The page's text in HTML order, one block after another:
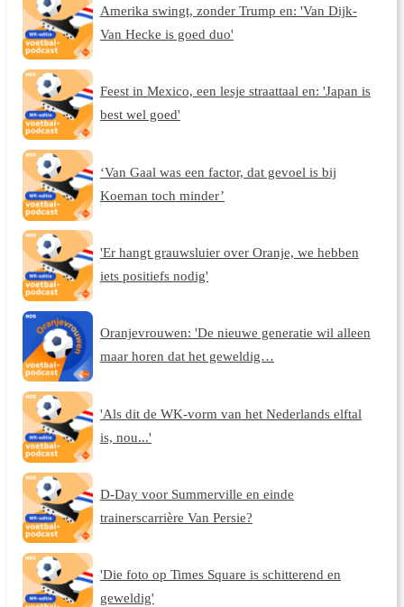
Amerika swingt, zonder Trump en: 'Van Dijk-
Van Hecke is goed duo'
Feest in Mexico, een lesje straattaal en: 'Japan is
best wel goed'
‘Van Gaal was een factor, dat gevoel is bij
Koeman toch minder’
'Er hangt grauwsluier over Oranje, we hebben
iets positiefs nodig'
Oranjevrouwen: 'De nieuwe generatie wil alleen
maar horen dat het geweldig…
'Als dit de WK-vorm van het Nederlands elftal
is, nou...'
D-Day voor Summerville en einde
trainerscarrière Van Persie?
'Die foto op Times Square is schitterend en
geweldig'